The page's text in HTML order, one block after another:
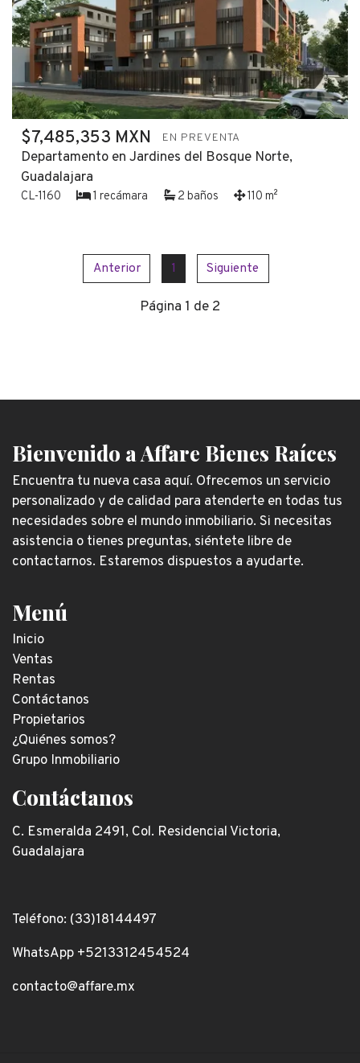
$7,485,353 MXN EN PREVENTA
Departamento en Jardines del Bosque Norte,
Guadalajara
CL-1160 1 recámara 2 baños 110 m²
Anterior 1 Siguiente
Página 1 de 2
Bienvenido a Affare Bienes Raíces
Encuentra tu nueva casa aquí. Ofrecemos un servicio
personalizado y de calidad para atenderte en todas tus
necesidades sobre el mundo inmobiliario. Si necesitas
asistencia o tienes preguntas, siéntete libre de
contactarnos. Estaremos dispuestos a ayudarte.
Menú
Inicio
Ventas
Rentas
Contáctanos
Propietarios
¿Quiénes somos?
Grupo Inmobiliario
Contáctanos
C. Esmeralda 2491, Col. Residencial Victoria,
Guadalajara
Teléfono: (33)18144497
WhatsApp +5213312454524
contacto@affare.mx